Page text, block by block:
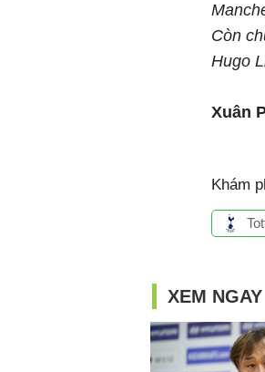
Còn
Hugo
Xuân
Khám